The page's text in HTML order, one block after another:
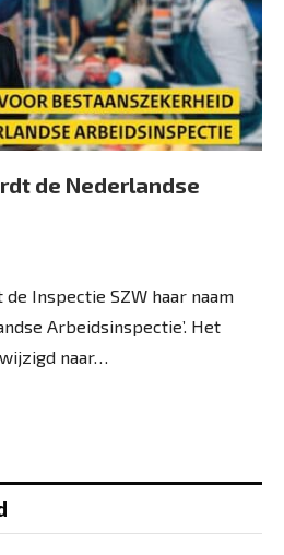
de Nederlandse
de Inspectie SZW haar naam
Arbeidsinspectie’. Het
naar…